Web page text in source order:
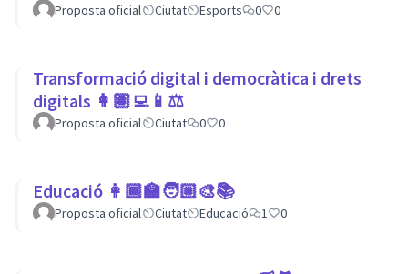
Proposta oficial Ciutat Esports 0 0
Transformació digital i democràtica i drets
digitals 👩🏽‍💻📱⚖
Proposta oficial Ciutat 0 0
Educació 👩🏾‍🏫🧑🏼‍🎨📚
Proposta oficial Ciutat Educació 1 0